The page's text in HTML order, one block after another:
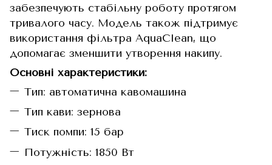
забезпечують стабільну роботу протягом
тривалого часу. Модель також підтримує
використання фільтра AquaClean, що
допомагає зменшити утворення накипу.
Основні характеристики:
Тип: автоматична кавомашина
Тип кави: зернова
Тиск помпи: 15 бар
Потужність: 1850 Вт